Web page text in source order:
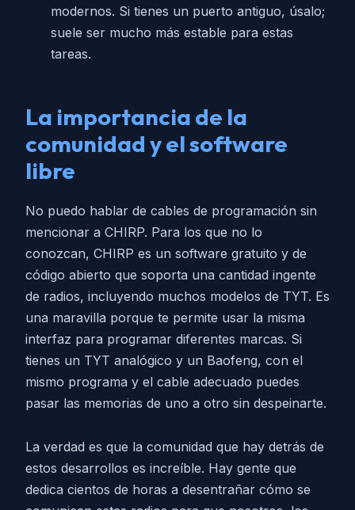
modernos. Si tienes un puerto antiguo, úsalo;
suele ser mucho más estable para estas
tareas.
La importancia de la
comunidad y el software
libre
No puedo hablar de cables de programación sin
mencionar a CHIRP. Para los que no lo
conozcan, CHIRP es un software gratuito y de
código abierto que soporta una cantidad ingente
de radios, incluyendo muchos modelos de TYT. Es
una maravilla porque te permite usar la misma
interfaz para programar diferentes marcas. Si
tienes un TYT analógico y un Baofeng, con el
mismo programa y el cable adecuado puedes
pasar las memorias de uno a otro sin despeinarte.
La verdad es que la comunidad que hay detrás de
estos desarrollos es increíble. Hay gente que
dedica cientos de horas a desentrañar cómo se